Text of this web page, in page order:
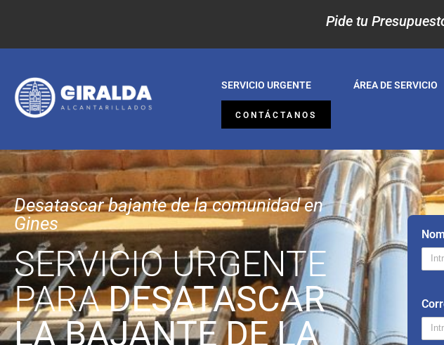
Pide tu
SERVICIO URGENTE ÁREA DE SERVICIO
CONTÁCTANOS
Desatascar bajante de la comunidad en
Gines
SERVICIO URGENTE
PARADESATASCAR
LA BAJANTE DE LA